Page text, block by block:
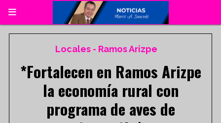
*Fortalecen en Ramos Arizpe
la economía rural con
programa de aves de
Locales - Ramos Arizpe